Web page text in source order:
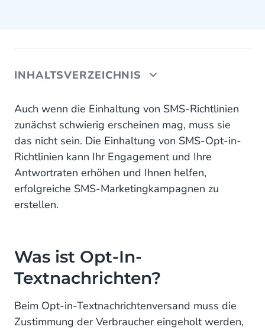
INHALTSVERZEICHNIS
Was ist Opt-In-Textnachrichten?
Warum brauchen Sie die Erlaubnis, Kunden zu
bespielen?
Was sind die Vorteile von Opt-In-Textnachrichten?
So erhalten Sie die Erlaubnis, Ihren Kunden eine
SMS zu schicken: 6 Opt-In-Methoden
dem einfachen SMS-Gateway von CM.com
Auch wenn die Einhaltung von SMS-Richtlinien
zunächst schwierig erscheinen mag, muss sie
das nicht sein. Die Einhaltung von SMS-Opt-in-
Richtlinien kann Ihr Engagement und Ihre
Antwortraten erhöhen und Ihnen helfen,
erfolgreiche SMS-Marketingkampagnen zu
erstellen.
Was ist Opt-In-
Textnachrichten?
Beim Opt-in-Textnachrichtenversand muss die
Zustimmung der Verbraucher eingeholt werden,